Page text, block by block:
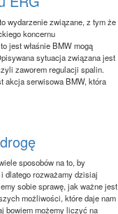
wydarzenie związane, z tym że
koncernu
jest właśnie BMW mogą
sytuacja związana jest
zaworem regulacji spalin.
akcja serwisowa BMW, która
sposobów na to, by
dlatego rozważamy dzisiaj
sobie sprawę, jak ważne jest
możliwości, które daje nam
bowiem możemy liczyć na